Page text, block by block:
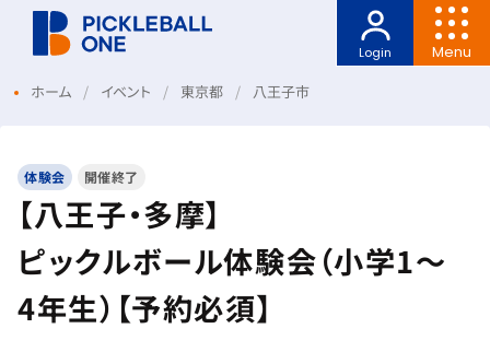
Menu
Login
ホーム イベント 東京都 八王子市
体験会 開催終了
【八王子・多摩】
ピックルボール体験会（小学1～
4年生）【予約必須】